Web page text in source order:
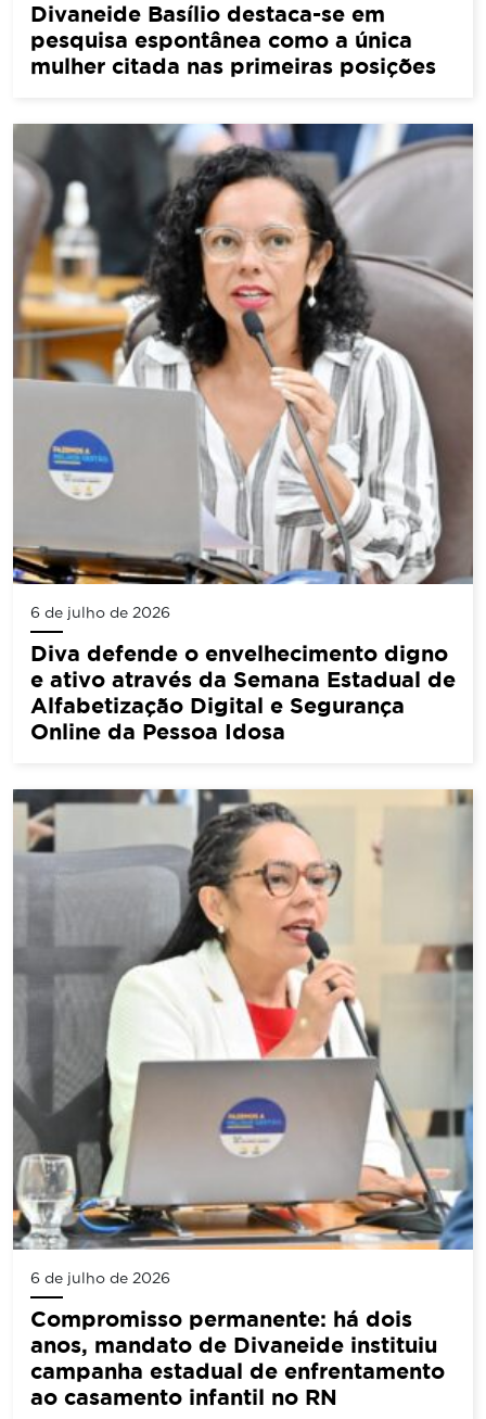
Divaneide Basílio destaca-se em
pesquisa espontânea como a única
mulher citada nas primeiras posições
6 de julho de 2026
Diva defende o envelhecimento digno
e ativo através da Semana Estadual de
Alfabetização Digital e Segurança
Online da Pessoa Idosa
6 de julho de 2026
Compromisso permanente: há dois
anos, mandato de Divaneide instituiu
campanha estadual de enfrentamento
ao casamento infantil no RN